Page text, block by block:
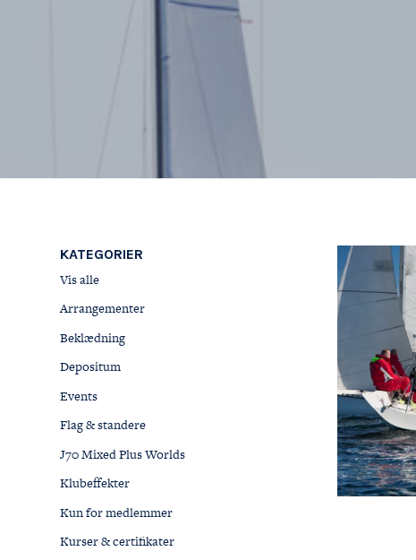
Onboard
Partnere
KATEGORIER
Vis alle
Arrangementer
Beklædning
Depositum
Events
Flag & standere
J70 Mixed Plus Worlds
Klubeffekter
Kun for medlemmer
Kurser & certifikater